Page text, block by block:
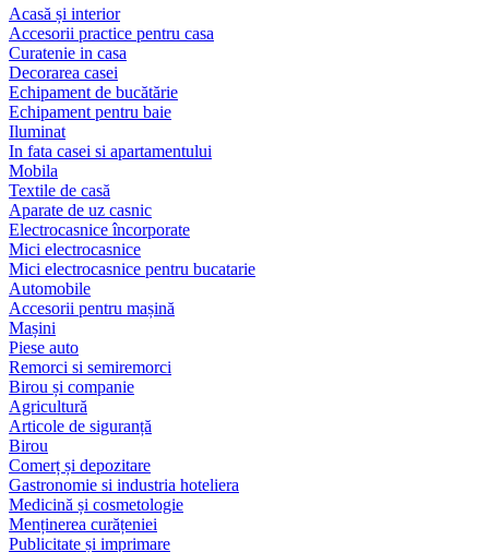
Acasă și interior
Accesorii practice pentru casa
Curatenie in casa
Decorarea casei
Echipament de bucătărie
Echipament pentru baie
Iluminat
In fata casei si apartamentului
Mobila
Textile de casă
Aparate de uz casnic
Electrocasnice încorporate
Mici electrocasnice
Mici electrocasnice pentru bucatarie
Automobile
Accesorii pentru mașină
Mașini
Piese auto
Remorci si semiremorci
Birou și companie
Agricultură
Articole de siguranță
Birou
Comerț și depozitare
Gastronomie si industria hoteliera
Medicină și cosmetologie
Menținerea curățeniei
Publicitate și imprimare